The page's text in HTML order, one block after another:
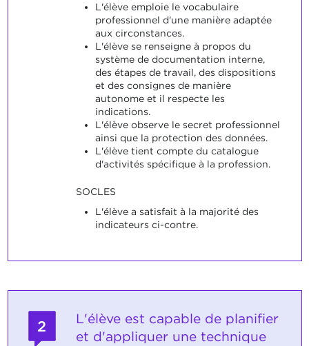
L'élève emploie le vocabulaire
professionnel d'une manière adaptée
aux circonstances.
L'élève se renseigne à propos du
système de documentation interne,
des étapes de travail, des dispositions
et des consignes de manière
autonome et il respecte les
indications.
L'élève observe le secret professionnel
ainsi que la protection des données.
L'élève tient compte du catalogue
d'activités spécifique à la profession.
SOCLES
L'élève a satisfait à la majorité des
indicateurs ci-contre.
2
L'élève est capable de planifier
et d'appliquer une technique